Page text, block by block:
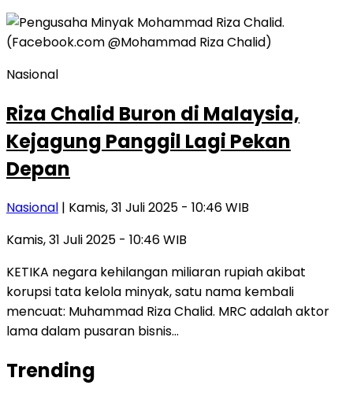
Nasional
Riza Chalid Buron di Malaysia,
Kejagung Panggil Lagi Pekan
Depan
Nasional | Kamis, 31 Juli 2025 - 10:46 WIB
Kamis, 31 Juli 2025 - 10:46 WIB
KETIKA negara kehilangan miliaran rupiah akibat
korupsi tata kelola minyak, satu nama kembali
mencuat: Muhammad Riza Chalid. MRC adalah aktor
lama dalam pusaran bisnis…
Trending